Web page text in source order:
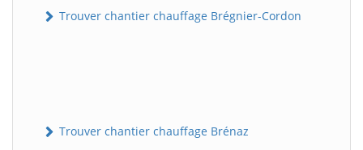
Trouver chantier chauffage Brégnier-Cordon
Trouver chantier chauffage Brénaz